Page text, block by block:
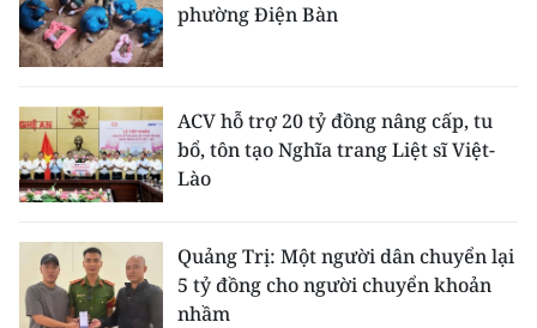
phường Điện Bàn
ACV hỗ trợ 20 tỷ đồng nâng cấp, tu
bổ, tôn tạo Nghĩa trang Liệt sĩ Việt-
Lào
Quảng Trị: Một người dân chuyển lại
5 tỷ đồng cho người chuyển khoản
nhầm